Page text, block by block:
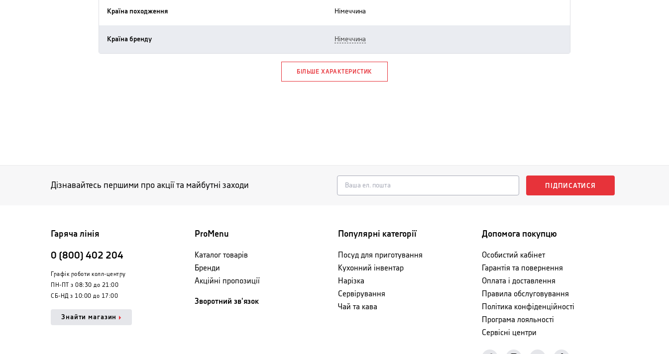
Країна походження німеччина
Країна бренду німеччина
БІЛЬШЕ ХАРАКТЕРИСТИК
Дізнавайтесь першими про акції та майбутні заходи ПІДПИСАТИСЯ
Гаряча лінія
0 (800) 402 204
Графік роботи колл-центру
ПН-ПТ з 08:30 до 21:00
СБ-НД з 10:00 до 17:00
Знайти магазин
ProMenu
Каталог товарів
Бренди
Акційні пропозиції
Зворотний зв'язок
Популярні категорії
Посуд для приготування
Кухонний інвентар
Нарізка
Сервірування
Чай та кава
Допомога покупцю
Особистий кабінет
Гарантія та повернення
Оплата і доставлення
Правила обслуговування
Політика конфіденційності
Програма лояльності
Сервісні центри